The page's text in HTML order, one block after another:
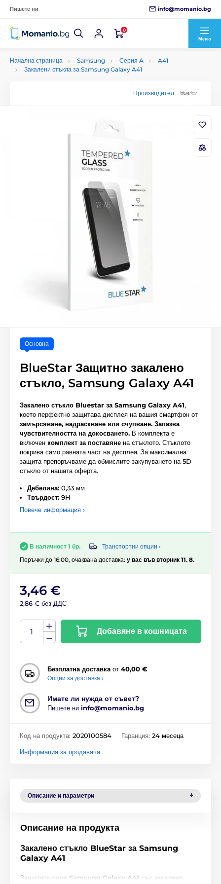
Пишете ни info@momanio.bg
0
Меню
Начална страница Samsung Серия A
A41
Закалени стъкла за Samsung Galaxy A41
Производител
Основна
BlueStar Защитно закалено
стъкло, Samsung Galaxy A41
Закалено стъкло Bluestar за Samsung Galaxy A41,
което перфектно защитава дисплея на вашия смартфон от
замърсяване, надраскване или счупване. Запазва
чувствителността на докосването. В комплекта е
включен комплект за поставяне на стъклото. Стъклото
покрива само равната част на дисплея. За максимална
защита препоръчваме да обмислите закупуването на 5D
стъкло от нашата оферта.
Дебелина: 0,33 мм
Твърдост: 9H
Повече информация ›
В наличност 1 бр.
Транспортни опции ›
Поръчки до 16:00, очаквана доставка: у вас във вторник 11. 8.
3,46 €
2,86 € без ДДС
Добавяне в кошницата
Безплатна доставка от 40,00 €
Опции за доставка ›
Имате ли нужда от съвет?
Пишете ни info@momanio.bg
Код на продукта: 2020100584 Гаранция: 24 месеца
Информация за продавача
Описание и параметри
Описание на продукта
Закалено стъкло BlueStar за Samsung
Galaxy A41
Защитете своя Samsung Galaxy A41 със закалено